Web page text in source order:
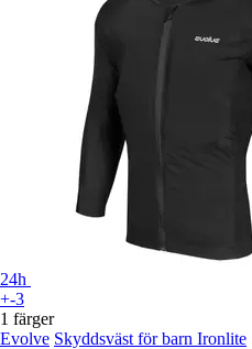
24h
+-3
1 färger
Evolve Skyddsväst för barn Ironlite